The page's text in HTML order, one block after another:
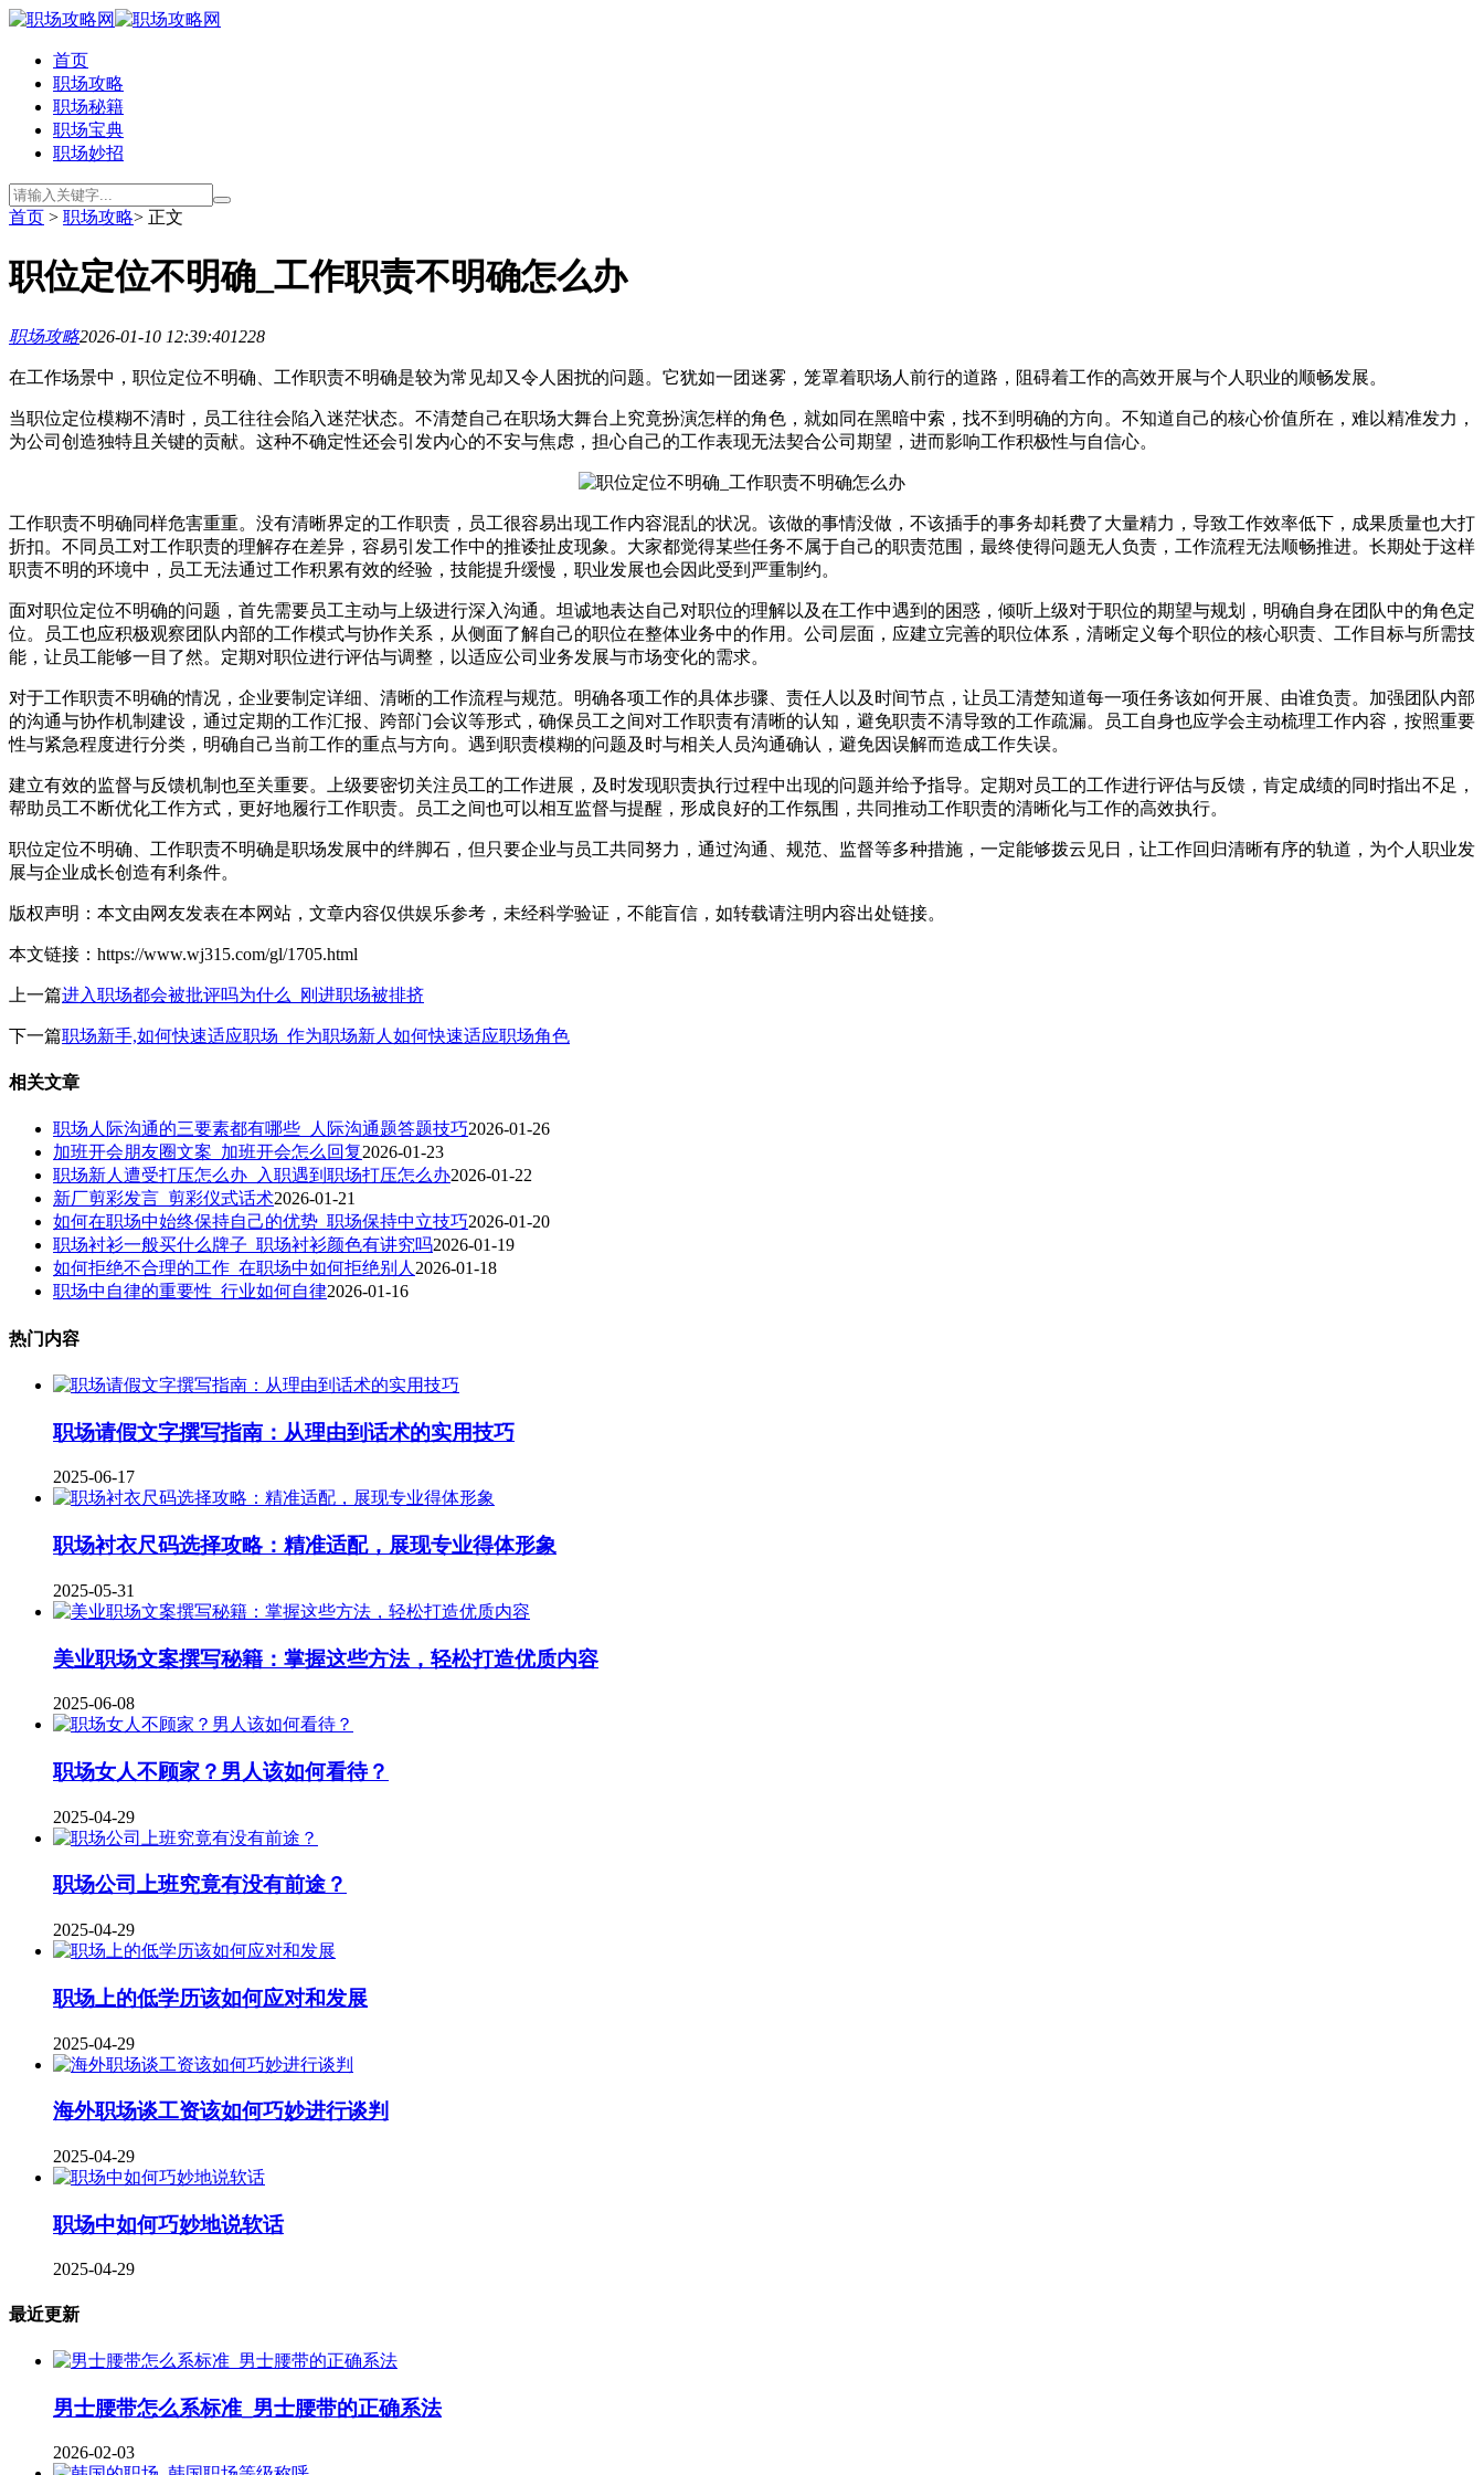
首页
职场攻略
职场秘籍
职场宝典
职场妙招
首页 > 职场攻略> 正文
职位定位不明确_工作职责不明确怎么办
职场攻略2026-01-10 12:39:401228
在工作场景中，职位定位不明确、工作职责不明确是较为常见却又令人困扰的问题。它犹如一团迷雾，笼罩着职场人前行的道路，阻碍着工作的高效开展与个人职业的顺畅发展。
当职位定位模糊不清时，员工往往会陷入迷茫状态。不清楚自己在职场大舞台上究竟扮演怎样的角色，就如同在黑暗中索，找不到明确的方向。不知道自己的核心价值所在，难以精准发力，
为公司创造独特且关键的贡献。这种不确定性还会引发内心的不安与焦虑，担心自己的工作表现无法契合公司期望，进而影响工作积极性与自信心。
工作职责不明确同样危害重重。没有清晰界定的工作职责，员工很容易出现工作内容混乱的状况。该做的事情没做，不该插手的事务却耗费了大量精力，导致工作效率低下，成果质量也大打
折扣。不同员工对工作职责的理解存在差异，容易引发工作中的推诿扯皮现象。大家都觉得某些任务不属于自己的职责范围，最终使得问题无人负责，工作流程无法顺畅推进。长期处于这样
职责不明的环境中，员工无法通过工作积累有效的经验，技能提升缓慢，职业发展也会因此受到严重制约。
面对职位定位不明确的问题，首先需要员工主动与上级进行深入沟通。坦诚地表达自己对职位的理解以及在工作中遇到的困惑，倾听上级对于职位的期望与规划，明确自身在团队中的角色定
位。员工也应积极观察团队内部的工作模式与协作关系，从侧面了解自己的职位在整体业务中的作用。公司层面，应建立完善的职位体系，清晰定义每个职位的核心职责、工作目标与所需技
能，让员工能够一目了然。定期对职位进行评估与调整，以适应公司业务发展与市场变化的需求。
对于工作职责不明确的情况，企业要制定详细、清晰的工作流程与规范。明确各项工作的具体步骤、责任人以及时间节点，让员工清楚知道每一项任务该如何开展、由谁负责。加强团队内部
的沟通与协作机制建设，通过定期的工作汇报、跨部门会议等形式，确保员工之间对工作职责有清晰的认知，避免职责不清导致的工作疏漏。员工自身也应学会主动梳理工作内容，按照重要
性与紧急程度进行分类，明确自己当前工作的重点与方向。遇到职责模糊的问题及时与相关人员沟通确认，避免因误解而造成工作失误。
建立有效的监督与反馈机制也至关重要。上级要密切关注员工的工作进展，及时发现职责执行过程中出现的问题并给予指导。定期对员工的工作进行评估与反馈，肯定成绩的同时指出不足，
帮助员工不断优化工作方式，更好地履行工作职责。员工之间也可以相互监督与提醒，形成良好的工作氛围，共同推动工作职责的清晰化与工作的高效执行。
职位定位不明确、工作职责不明确是职场发展中的绊脚石，但只要企业与员工共同努力，通过沟通、规范、监督等多种措施，一定能够拨云见日，让工作回归清晰有序的轨道，为个人职业发
展与企业成长创造有利条件。
版权声明：本文由网友发表在本网站，文章内容仅供娱乐参考，未经科学验证，不能盲信，如转载请注明内容出处链接。
本文链接：https://www.wj315.com/gl/1705.html
上一篇进入职场都会被批评吗为什么_刚进职场被排挤
下一篇职场新手,如何快速适应职场_作为职场新人如何快速适应职场角色
相关文章
职场人际沟通的三要素都有哪些_人际沟通题答题技巧2026-01-26
加班开会朋友圈文案_加班开会怎么回复2026-01-23
职场新人遭受打压怎么办_入职遇到职场打压怎么办2026-01-22
新厂剪彩发言_剪彩仪式话术2026-01-21
如何在职场中始终保持自己的优势_职场保持中立技巧2026-01-20
职场衬衫一般买什么牌子_职场衬衫颜色有讲究吗2026-01-19
如何拒绝不合理的工作_在职场中如何拒绝别人2026-01-18
职场中自律的重要性_行业如何自律2026-01-16
热门内容
职场请假文字撰写指南：从理由到话术的实用技巧
2025-06-17
职场衬衣尺码选择攻略：精准适配，展现专业得体形象
2025-05-31
美业职场文案撰写秘籍：掌握这些方法，轻松打造优质内容
2025-06-08
职场女人不顾家？男人该如何看待？
2025-04-29
职场公司上班究竟有没有前途？
2025-04-29
职场上的低学历该如何应对和发展
2025-04-29
海外职场谈工资该如何巧妙进行谈判
2025-04-29
职场中如何巧妙地说软话
2025-04-29
最近更新
男士腰带怎么系标准_男士腰带的正确系法
2026-02-03